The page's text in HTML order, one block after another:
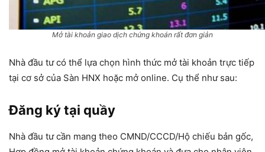
Mở tài khoản giao dịch chứng khoán rất đơn giản
Nhà đầu tư có thể lựa chọn hình thức mở tài khoản trực tiếp
tại cơ sở của Sàn HNX hoặc mở online. Cụ thể như sau:
Đăng ký tại quầy
Nhà đầu tư cần mang theo CMND/CCCD/Hộ chiếu bản gốc,